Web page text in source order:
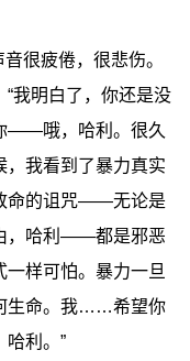
很疲倦，很悲伤。
我明白了，你还是没
——哦，哈利。很久
，我看到了暴力真实
命的诅咒——无论是
，哈利——都是邪恶
样可怕。暴力一旦
生命。我……希望你
哈利。”